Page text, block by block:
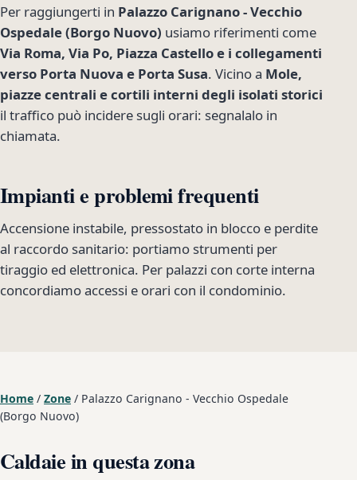
Per raggiungerti in Palazzo Carignano - Vecchio
Ospedale (Borgo Nuovo) usiamo riferimenti come
Via Roma, Via Po, Piazza Castello e i collegamenti
verso Porta Nuova e Porta Susa. Vicino a Mole,
piazze centrali e cortili interni degli isolati storici
il traffico può incidere sugli orari: segnalalo in
chiamata.
Impianti e problemi frequenti
Accensione instabile, pressostato in blocco e perdite
al raccordo sanitario: portiamo strumenti per
tiraggio ed elettronica. Per palazzi con corte interna
concordiamo accessi e orari con il condominio.
Home / Zone / Palazzo Carignano - Vecchio Ospedale
(Borgo Nuovo)
Caldaie in questa zona